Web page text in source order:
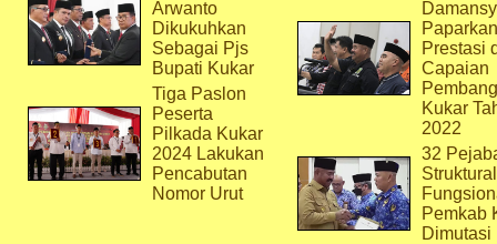
Arwanto
Dikukuhkan
Sebagai Pjs
Bupati Kukar
Tiga Paslon
Peserta
Pilkada Kukar
2024 Lakukan
Pencabutan
Nomor Urut
Paparkan
Prestasi
Capaian
Kukar
2022
32
Pemkab
Dimutasi